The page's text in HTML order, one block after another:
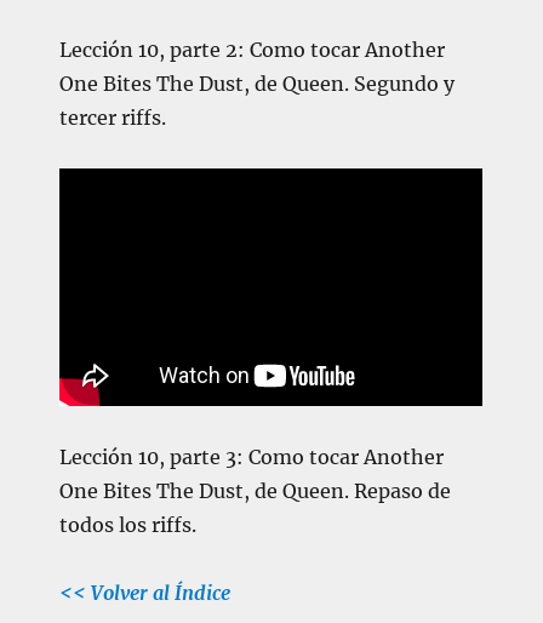
Lección 10, parte 2: Como tocar Another
One Bites The Dust, de Queen. Segundo y
tercer riffs.
Lección 10, parte 3: Como tocar Another
One Bites The Dust, de Queen. Repaso de
todos los riffs.
<< Volver al Índice